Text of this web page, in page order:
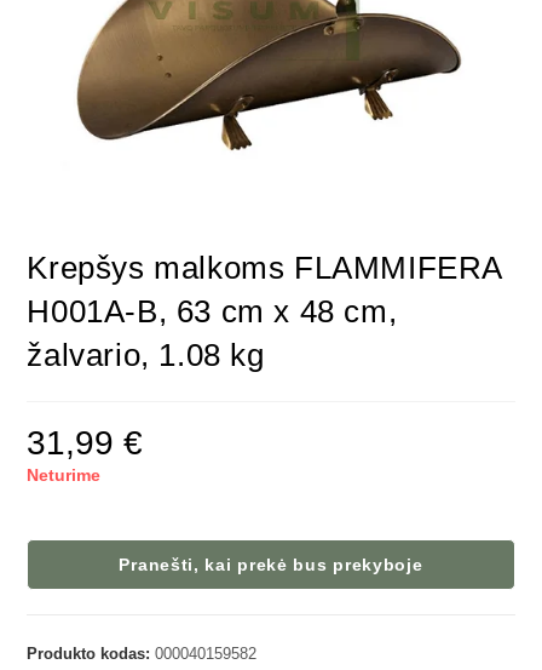
Krepšys malkoms FLAMMIFERA
H001A-B, 63 cm x 48 cm,
žalvario, 1.08 kg
31,99€
Neturime
Pranešti, kai prekė bus prekyboje
Produkto kodas:000040159582